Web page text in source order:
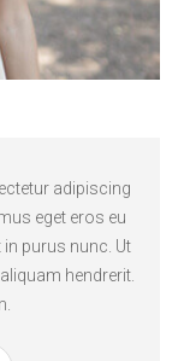
adipiscing
eget eros eu
purus nunc. Ut
hendrerit.